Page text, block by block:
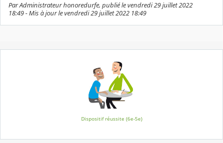
Par Administrateur honoredurfe, publié le vendredi 29 juillet 2022
18:49 - Mis à jour le vendredi 29 juillet 2022 18:49
Dispositif réussite (6e-5e)